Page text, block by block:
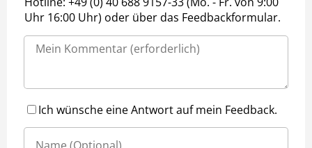
Uhr 16:00 Uhr) oder über das Feedbackformular.
Ich wünsche eine Antwort auf mein Feedback.